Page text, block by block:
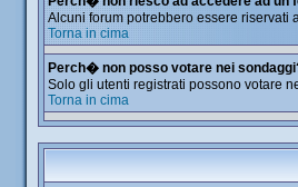
Alcuni forum potrebbero essere riservati
Torna in cima
Perch� non posso votare nei
Solo gli utenti registrati possono votare
Torna in cima